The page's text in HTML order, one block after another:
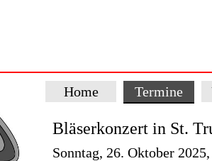
Home Termine
Bläserkonzert in St.
Sonntag, 26. Oktober